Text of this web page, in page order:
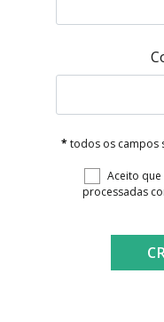
*todos os campos
Aceito
processadas